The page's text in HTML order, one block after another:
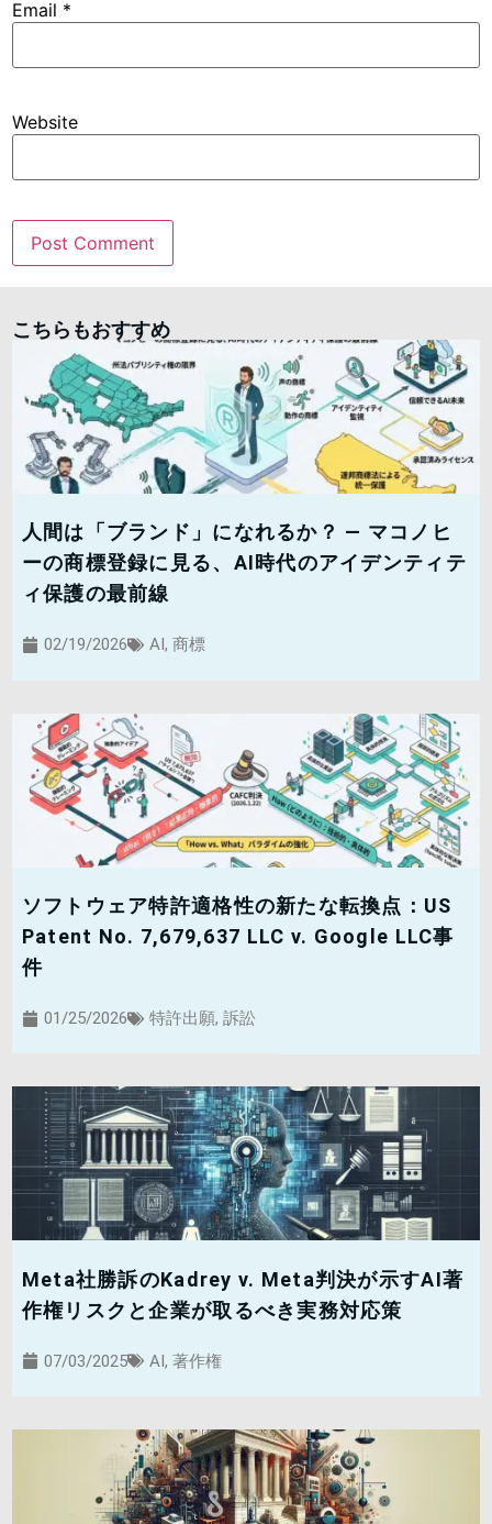
Email *
Website
こちらもおすすめ
人間は「ブランド」になれるか？ — マコノヒ
ーの商標登録に見る、AI時代のアイデンティテ
ィ保護の最前線
02/19/2026 AI , 商標
ソフトウェア特許適格性の新たな転換点：US
Patent No. 7,679,637 LLC v. Google LLC事
件
01/25/2026 特許出願, 訴訟
Meta社勝訴のKadrey v. Meta判決が示すAI著
作権リスクと企業が取るべき実務対応策
07/03/2025 AI, 著作権